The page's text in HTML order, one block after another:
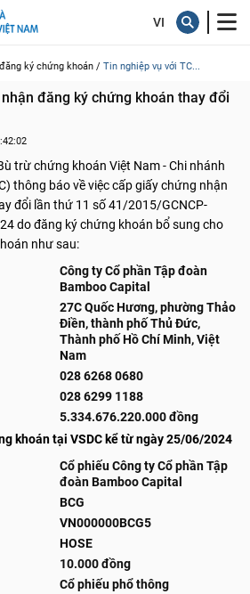
ký chứng khoán / Tin nghiệp vụ với TC...
đăng ký chứng khoán thay đổi
trừ chứng khoán Việt Nam - Chi nhánh
thông báo về việc cấp giấy chứng nhận
đổi lần thứ 11 số 41/2015/GCNCP-
do đăng ký chứng khoán bổ sung cho
như sau:
Công ty Cổ phần Tập đoàn
Bamboo Capital
27C Quốc Hương, phường Thảo
Điền, thành phố Thủ Đức,
Thành phố Hồ Chí Minh, Việt
Nam
028 6268 0680
028 6299 1188
5.334.676.220.000 đồng
khoán tại VSDC kể từ ngày 25/06/2024
Cổ phiếu Công ty Cổ phần Tập
đoàn Bamboo Capital
BCG
VN000000BCG5
HOSE
10.000 đồng
Cổ phiếu phổ thông